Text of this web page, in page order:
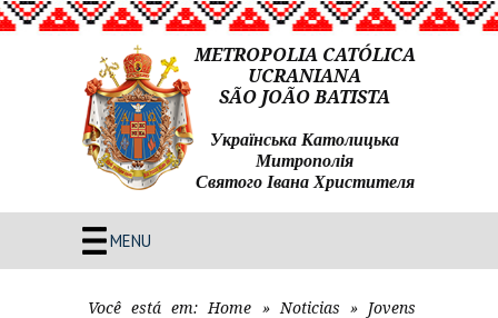
METROPOLIA CATÓLICA
UCRANIANA
SÃO JOÃO BATISTA
Українська Католицька
Митрополія
Святого Івана Христителя
MENU
Você está em: Home » Noticias » Jovens